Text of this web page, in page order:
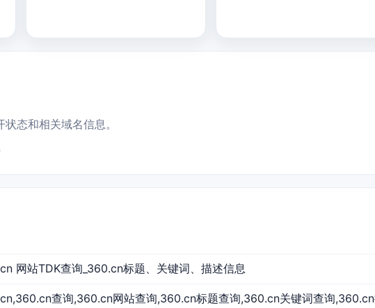
态和相关域名信息。
网站TDK查询_360.cn标题、关键词、描述信息
查询,360.cn网站查询,360.cn标题查询,360.cn关键词查询